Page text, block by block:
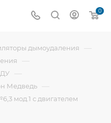
0
дымоудаления —
—
ДУ —
Медведь —
мод.1 с двигателем